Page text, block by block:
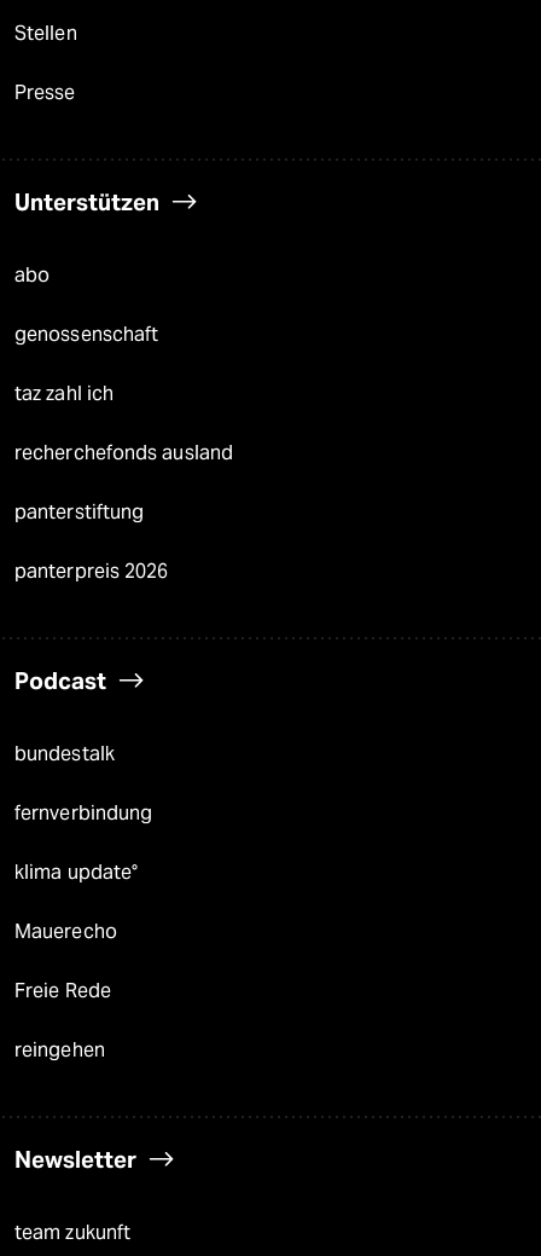
Stellen
Presse
Unterstützen
abo
genossenschaft
taz zahl ich
recherchefonds ausland
panterstiftung
panterpreis 2026
Podcast
bundestalk
fernverbindung
klima update°
Mauerecho
Freie Rede
reingehen
Newsletter
team zukunft